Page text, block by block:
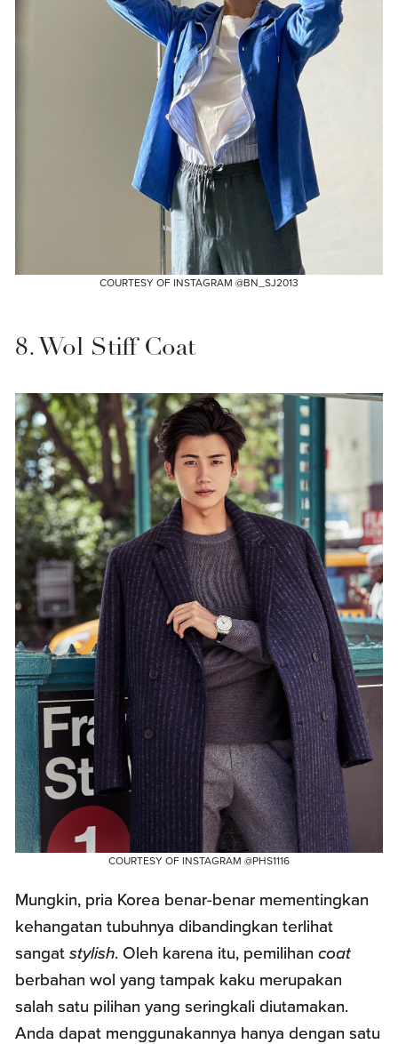
COURTESY OF INSTAGRAM @BN_SJ2013
8. Wol Stiff Coat
COURTESY OF INSTAGRAM @PHS1116
Mungkin, pria Korea benar-benar mementingkan
kehangatan tubuhnya dibandingkan terlihat
sangatstylish. Oleh karena itu, pemilihancoat
berbahan wol yang tampak kaku merupakan
salah satu pilihan yang seringkali diutamakan.
Anda dapat menggunakannya hanya dengan satu